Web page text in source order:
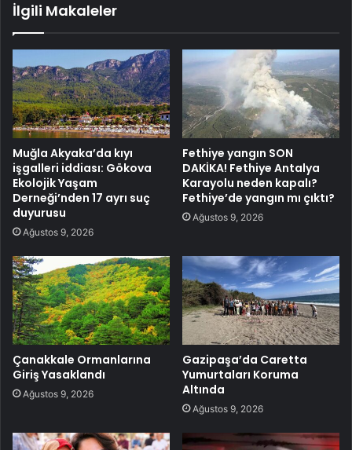
İlgili Makaleler
Muğla Akyaka’da kıyı
işgalleri iddiası: Gökova
Ekolojik Yaşam
Derneği’nden 17 ayrı suç
duyurusu
Ağustos 9, 2026
Fethiye yangın SON
DAKİKA! Fethiye Antalya
Karayolu neden kapalı?
Fethiye’de yangın mı çıktı?
Ağustos 9, 2026
Çanakkale Ormanlarına
Giriş Yasaklandı
Ağustos 9, 2026
Gazipaşa’da Caretta
Yumurtaları Koruma
Altında
Ağustos 9, 2026